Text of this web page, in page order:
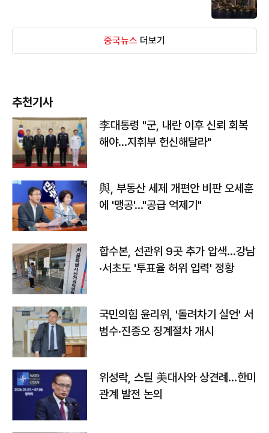
중국뉴스 더보기
추천기사
李대통령 "군, 내란 이후 신뢰 회복
해야…지휘부 헌신해달라"
與, 부동산 세제 개편안 비판 오세훈
에 '맹공'…"공급 억제기"
합수본, 선관위 9곳 추가 압색…강남
·서초도 '투표율 허위 입력' 정황
국민의힘 윤리위, '돌려차기 실언' 서
범수·진종오 징계절차 개시
위성락, 스틸 美대사와 상견례…한미
관계 발전 논의